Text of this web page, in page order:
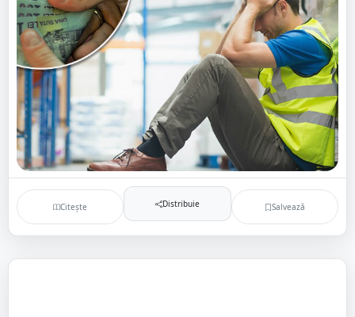
Citește Distribuie Salvează